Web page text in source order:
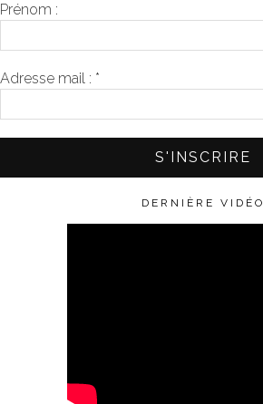
Prénom :
Adresse mail : *
DERNIÈRE VIDÉO